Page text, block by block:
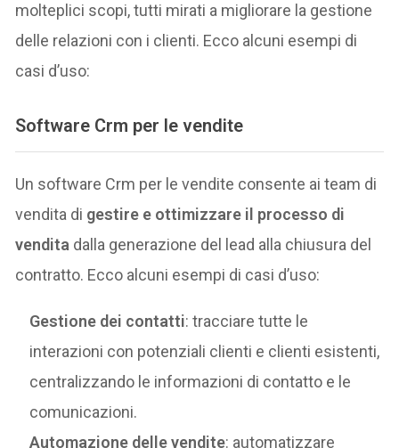
molteplici scopi, tutti mirati a migliorare la gestione
delle relazioni con i clienti. Ecco alcuni esempi di
casi d’uso:
Software Crm per le vendite
Un software Crm per le vendite consente ai team di
vendita di gestire e ottimizzare il processo di
vendita dalla generazione del lead alla chiusura del
contratto. Ecco alcuni esempi di casi d’uso:
Gestione dei contatti: tracciare tutte le
interazioni con potenziali clienti e clienti esistenti,
centralizzando le informazioni di contatto e le
comunicazioni.
Automazione delle vendite: automatizzare